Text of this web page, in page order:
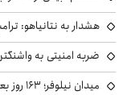
هشدار به نتانیاهو:
ضربه امنیتی به
میدان نیلوفر؛ ۱۶۳ روز بعد از موشکباران دشمن متجاوز